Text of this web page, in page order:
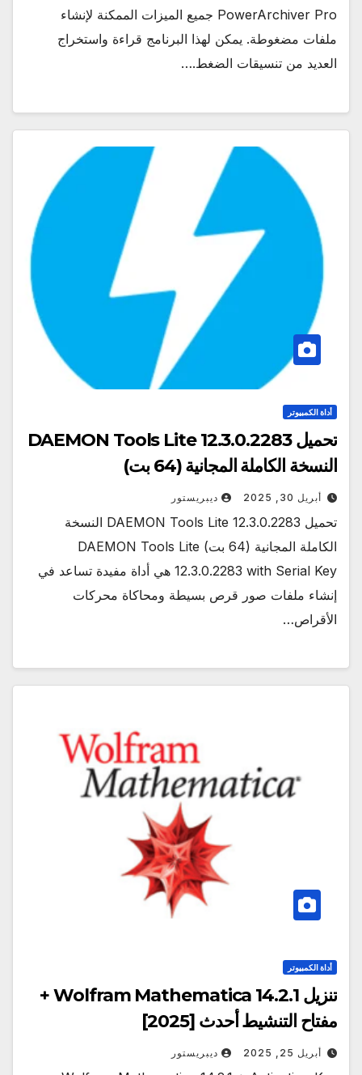
PowerArchiver Pro جميع الميزات الممكنة لإنشاء
ملفات مضغوطة. يمكن لهذا البرنامج قراءة واستخراج
العديد من تنسيقات الضغط.…
أداة الكمبيوتر
تحميل DAEMON Tools Lite 12.3.0.2283
النسخة الكاملة المجانية (64 بت)
أبريل 30, 2025 ديبريستور
تحميل DAEMON Tools Lite 12.3.0.2283 النسخة
الكاملة المجانية (64 بت) DAEMON Tools Lite
12.3.0.2283 with Serial Key هي أداة مفيدة تساعد في
إنشاء ملفات صور قرص بسيطة ومحاكاة محركات
الأقراص…
أداة الكمبيوتر
تنزيل Wolfram Mathematica 14.2.1 +
مفتاح التنشيط أحدث [2025]
أبريل 25, 2025 ديبريستور